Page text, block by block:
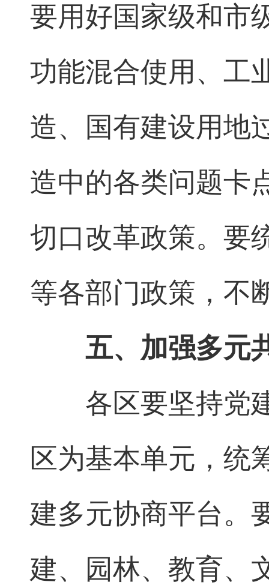
要用好国家级和市
功能混合使用、工
造、国有建设用地
造中的各类问题卡
切口改革政策。要
等各部门政策，不
五、加强多元
各区要坚持党
区为基本单元，统
建多元协商平台。
建、园林、教育、